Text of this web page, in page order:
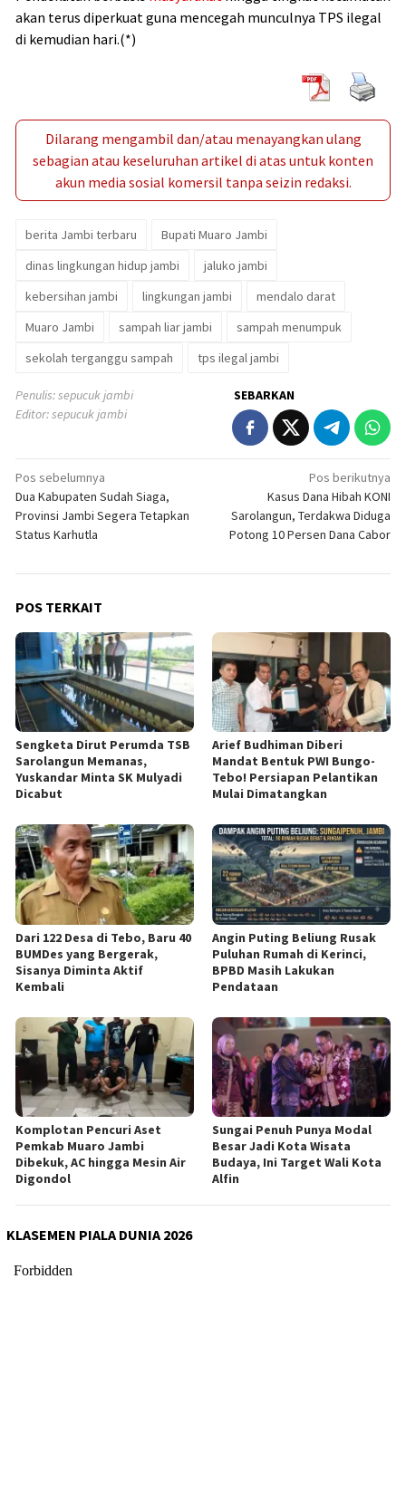
akan terus diperkuat guna mencegah munculnya TPS ilegal
di kemudian hari.(*)
Dilarang mengambil dan/atau menayangkan ulang
sebagian atau keseluruhan artikel di atas untuk konten
akun media sosial komersil tanpa seizin redaksi.
berita Jambi terbaru
Bupati Muaro Jambi
dinas lingkungan hidup jambi
jaluko jambi
kebersihan jambi
lingkungan jambi
mendalo darat
Muaro Jambi
sampah liar jambi
sampah menumpuk
sekolah terganggu sampah
tps ilegal jambi
Penulis: sepucuk jambi
Editor: sepucuk jambi
SEBARKAN
Navigasi
pos
Pos sebelumnya
Dua Kabupaten Sudah Siaga,
Provinsi Jambi Segera Tetapkan
Status Karhutla
Pos berikutnya
Kasus Dana Hibah KONI
Sarolangun, Terdakwa Diduga
Potong 10 Persen Dana Cabor
POS TERKAIT
Sengketa Dirut Perumda TSB
Sarolangun Memanas,
Yuskandar Minta SK Mulyadi
Dicabut
Arief Budhiman Diberi
Mandat Bentuk PWI Bungo-
Tebo! Persiapan Pelantikan
Mulai Dimatangkan
Dari 122 Desa di Tebo, Baru 40
BUMDes yang Bergerak,
Sisanya Diminta Aktif
Kembali
Angin Puting Beliung Rusak
Puluhan Rumah di Kerinci,
BPBD Masih Lakukan
Pendataan
Komplotan Pencuri Aset
Pemkab Muaro Jambi
Dibekuk, AC hingga Mesin Air
Digondol
Sungai Penuh Punya Modal
Besar Jadi Kota Wisata
Budaya, Ini Target Wali Kota
Alfin
KLASEMEN PIALA DUNIA 2026